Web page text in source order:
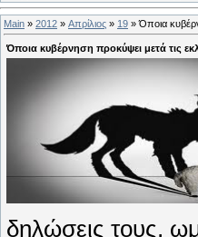
Main » 2012 » Απρίλιος » 19 » Όποια
Όποια κυβέρνηση προκύψει μετά τις
δηλώσεις τους,